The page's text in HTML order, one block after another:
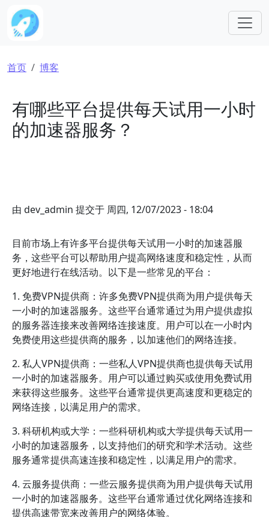
跳转到主要内容
面包屑
首页 博客
有哪些平台提供每天试用一小时
的加速器服务？
由 dev_admin 提交于 周四, 12/07/2023 - 18:04
目前市场上有许多平台提供每天试用一小时的加速器服
务，这些平台可以帮助用户提高网络速度和稳定性，从而
更好地进行在线活动。以下是一些常见的平台：
1. 免费VPN提供商：许多免费VPN提供商为用户提供每天
一小时的加速器服务。这些平台通常通过为用户提供虚拟
的服务器连接来改善网络连接速度。用户可以在一小时内
免费使用这些提供商的服务，以加速他们的网络连接。
2. 私人VPN提供商：一些私人VPN提供商也提供每天试用
一小时的加速器服务。用户可以通过购买或使用免费试用
来获得这些服务。这些平台通常提供更高速度和更稳定的
网络连接，以满足用户的需求。
3. 科研机构或大学：一些科研机构或大学提供每天试用一
小时的加速器服务，以支持他们的研究和学术活动。这些
服务通常提供高速连接和稳定性，以满足用户的需求。
4. 云服务提供商：一些云服务提供商为用户提供每天试用
一小时的加速器服务。这些平台通常通过优化网络连接和
提供高速带宽来改善用户的网络体验。